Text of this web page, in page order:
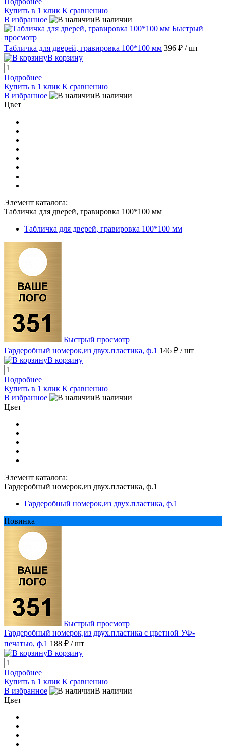
Купить в 1 клик К сравнению
В избранное
В наличии
Быстрый
просмотр
Табличка для дверей, гравировка 100*100 мм 396 ₽ / шт
В корзину
Подробнее
Купить в 1 клик К сравнению
В избранное
В наличии
Цвет
Элемент каталога:
Табличка для дверей, гравировка 100*100 мм
Табличка для дверей, гравировка 100*100 мм
Быстрый просмотр
Гардеробный номерок,из двух.пластика, ф.1 146 ₽ / шт
В корзину
Подробнее
Купить в 1 клик К сравнению
В избранное
В наличии
Цвет
Элемент каталога:
Гардеробный номерок,из двух.пластика, ф.1
Гардеробный номерок,из двух.пластика, ф.1
Новинка
Быстрый просмотр
Гардеробный номерок,из двух.пластика с цветной УФ-
печатью, ф.1 188 ₽ / шт
В корзину
Подробнее
Купить в 1 клик К сравнению
В избранное
В наличии
Цвет